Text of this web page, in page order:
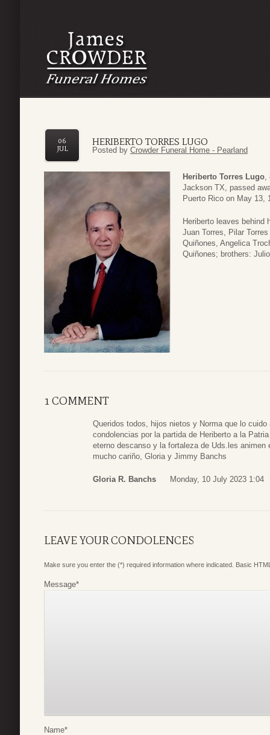
HERIBERTO TORRES LUGO
06
JUL
Posted by Crowder Funeral Home - Pearland
Heriberto Torres Lugo,
Jackson TX, passed
Puerto Rico on May 13,
Heriberto leaves behind
Juan Torres, Pilar
Quiñones, Angelica
Quiñones; brothers:
1 COMMENT
Queridos todos, hijos nietos y Norma que lo
condolencias por la partida de Heriberto a la
eterno descanso y la fortaleza de Uds.les
mucho cariño, Gloria y Jimmy Banchs
Gloria R. Banchs Monday, 10 July 2023 1:04
LEAVE YOUR CONDOLENCES
Make sure you enter the (*) required information where indicated. Basic
Message*
Name*